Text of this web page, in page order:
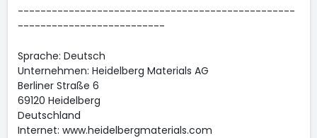
-------------------------------------------------
--------------------------
Sprache: Deutsch
Unternehmen: Heidelberg Materials AG
Berliner Straße 6
69120 Heidelberg
Deutschland
Internet: www.heidelbergmaterials.com